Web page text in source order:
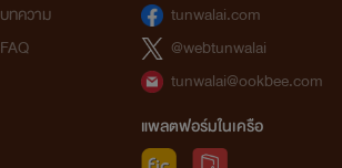
บทความ
FAQ
tunwalai.com
@webtunwalai
tunwalai@ookbee.com
แพลตฟอร์มในเครือ